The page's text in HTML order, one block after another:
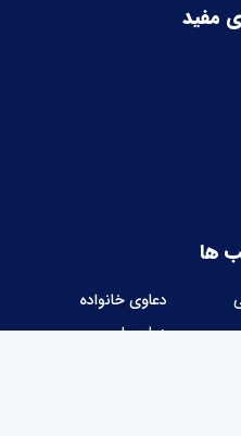
مفید
ها
دعاوی خانواده
دعاوی امور حسبی